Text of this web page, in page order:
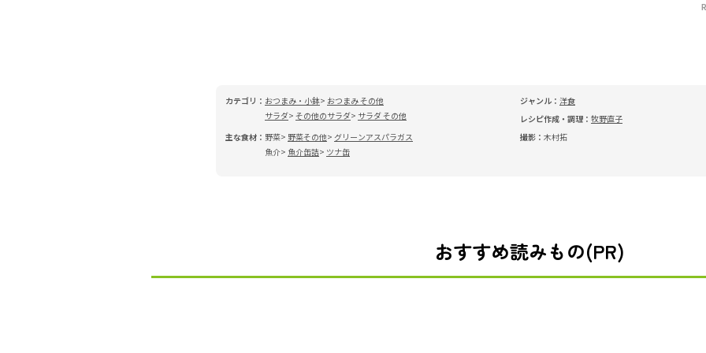
カテゴリ： おつまみ・小鉢
おつまみ その他
サラダ その他のサラダ
サラダ その他
主な食材： 野菜 野菜その他
グリーンアスパラガス
魚介
魚介缶詰 ツナ缶
ジャンル： 洋食
レシピ作成・調理： 牧野直子
撮影： 木村拓
おすすめ読みもの(PR)